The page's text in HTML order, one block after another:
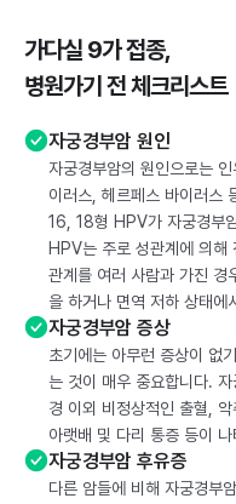
가다실 9가 접종,
병원가기 전 체크리스트
자궁경부암 원인
자궁경부암의 원인으로는
이러스, 헤르페스 바이러스
16, 18형 HPV가 자궁경부
HPV는 주로 성관계에 의해
관계를 여러 사람과 가진 경
을 하거나 면역 저하 상태에
자궁경부암 증상
초기에는 아무런 증상이 없
는 것이 매우 중요합니다.
경 이외 비정상적인 출혈,
아랫배 및 다리 통증 등이
자궁경부암 후유증
다른 암들에 비해 자궁경부